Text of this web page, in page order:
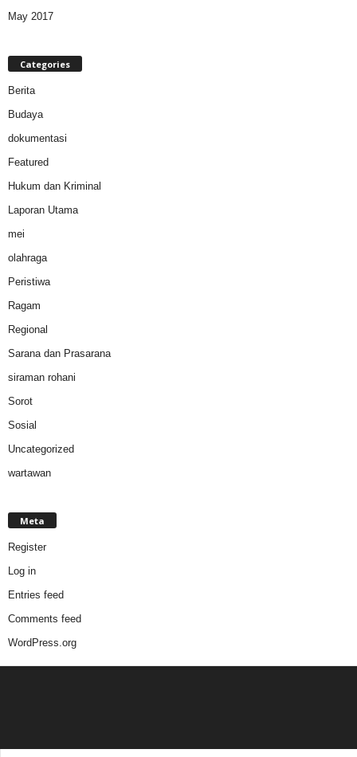
May 2017
Categories
Berita
Budaya
dokumentasi
Featured
Hukum dan Kriminal
Laporan Utama
mei
olahraga
Peristiwa
Ragam
Regional
Sarana dan Prasarana
siraman rohani
Sorot
Sosial
Uncategorized
wartawan
Meta
Register
Log in
Entries feed
Comments feed
WordPress.org